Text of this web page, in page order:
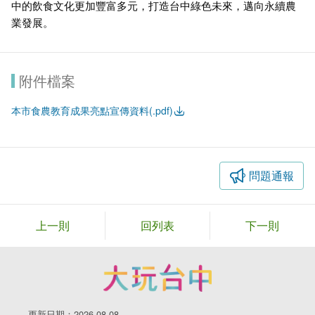
中的飲食文化更加豐富多元，打造台中綠色未來，邁向永續農
業發展。
附件檔案
本市食農教育成果亮點宣傳資料(.pdf)
問題通報
上一則 回列表 下一則